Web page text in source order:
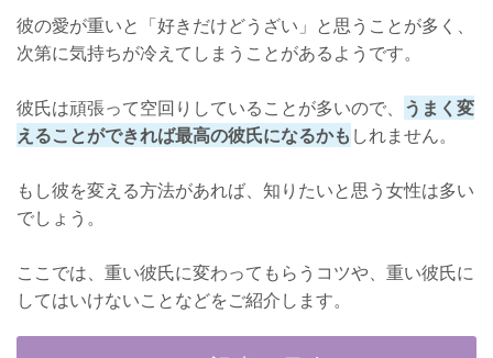
彼の愛が重いと「好きだけどうざい」と思うことが多く、
次第に気持ちが冷えてしまうことがあるようです。
彼氏は頑張って空回りしていることが多いので、 うまく変
えることができれば最高の彼氏になるかも しれません。
もし彼を変える方法があれば、知りたいと思う女性は多い
でしょう。
ここでは、重い彼氏に変わってもらうコツや、重い彼氏に
してはいけないことなどをご紹介します。